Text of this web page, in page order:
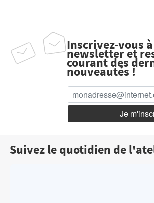
Inscrivez-vous
newsletter et
courant des
nouveautés !
Suivez le quotidien de